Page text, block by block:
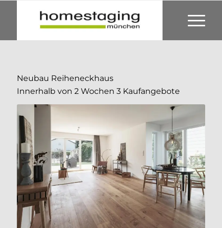
Neubau Reiheneckhaus
Innerhalb von 2 Wochen 3 Kaufangebote